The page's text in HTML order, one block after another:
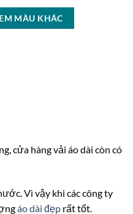
MÀU KHÁC
cửa hàng vải áo dài còn có
Vì vậy khi các công ty
áo dài đẹp rất tốt.